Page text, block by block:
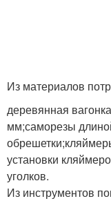
Из материалов
деревянная
мм;саморезы
установки
уголков.
Из инструментов